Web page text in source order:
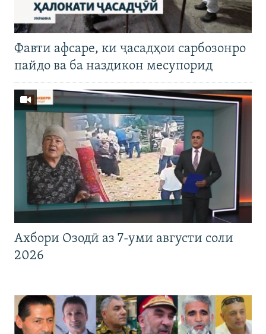
Фавти афсаре, ки ҷасадҳои сарбозонро
пайдо ва ба наздикон месупорид
Ахбори Озодӣ аз 7-уми августи соли
2026